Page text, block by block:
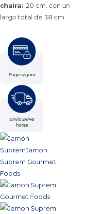
chaira: 20 cm. con un
largo total de 38 cm.